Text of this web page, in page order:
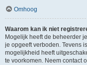
Omhoog
Waarom kan ik niet
Mogelijk heeft de beheerder
je opgeeft verboden. Tevens
mogelijkheid heeft
te voorkomen. Neem contact